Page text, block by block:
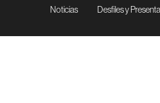
Noticias Desfiles y